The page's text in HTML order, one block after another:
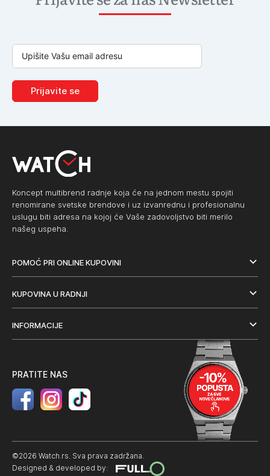
Prijavite se
Koncept multibrend radnje koja će na jednom mestu spojiti
renomirane svetske brendove i uz izvanrednu i profesionalnu
uslugu biti adresa na kojoj će Vaše zadovoljstvo biti merilo
našeg uspeha.
POMOĆ PRI ONLINE KUPOVINI
KUPOVINA U RADNJI
INFORMACIJE
PRATITE NAS
©2026 Watch.rs. Sva prava zadržana.
Designed & developed by: